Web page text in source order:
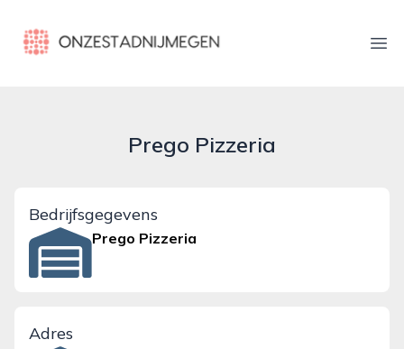
onzestadnijmegen.nl
Prego Pizzeria
Bedrijfsgegevens
Prego Pizzeria
Adres